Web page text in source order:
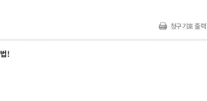
청구기호 출력
법!